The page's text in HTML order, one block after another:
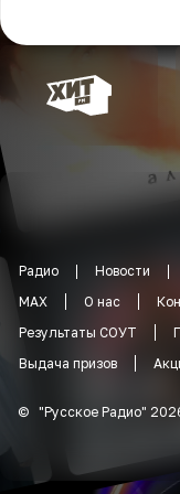
Радио Новости
MAX
О нас
Результаты СОУТ
Выдача призов
© "Русское Радио"